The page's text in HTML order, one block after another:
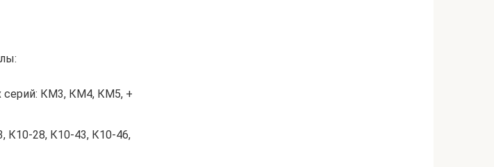
серий: КМ3, КМ4, КМ5, +
К10-28, К10-43, К10-46,